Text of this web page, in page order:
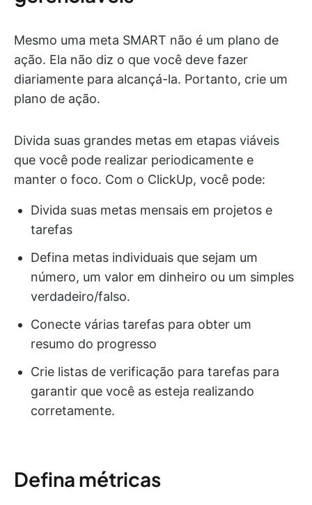
Mesmo uma meta SMART não é um plano de
ação. Ela não diz o que você deve fazer
diariamente para alcançá-la. Portanto, crie um
plano de ação.
Divida suas grandes metas em etapas viáveis
que você pode realizar periodicamente e
manter o foco. Com o ClickUp, você pode:
Divida suas metas mensais em projetos e
tarefas
Defina metas individuais que sejam um
número, um valor em dinheiro ou um simples
verdadeiro/falso.
Conecte várias tarefas para obter um
resumo do progresso
Crie listas de verificação para tarefas para
garantir que você as esteja realizando
corretamente.
Defina métricas